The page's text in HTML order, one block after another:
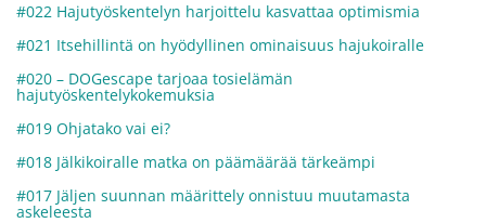
#022 Hajutyöskentelyn harjoittelu kasvattaa optimismia
#021 Itsehillintä on hyödyllinen ominaisuus hajukoiralle
#020 – DOGescape tarjoaa tosielämän
hajutyöskentelykokemuksia
#019 Ohjatako vai ei?
#018 Jälkikoiralle matka on päämäärää tärkeämpi
#017 Jäljen suunnan määrittely onnistuu muutamasta
askeleesta